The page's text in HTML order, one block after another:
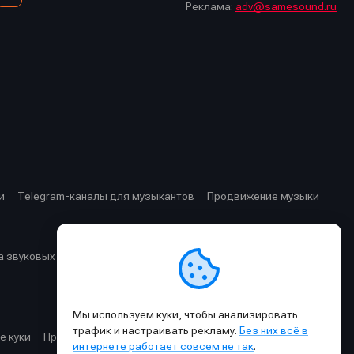
Реклама: adv@samesound.ru
Telegram-каналы для музыкантов Продвижение музыки
частот
Cхемы прохождения сигнала
куки
Правила публикации материалов и общения
Мы используем куки, чтобы анализировать
трафик и настраивать рекламу. Без них всё в
интернете работает совсем не так.